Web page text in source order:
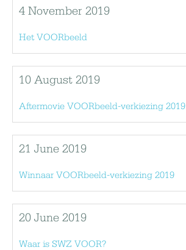
4 November 2019
Het VOORbeeld
10 August 2019
Aftermovie VOORbeeld-verkiezing 2019
21 June 2019
Winnaar VOORbeeld-verkiezing 2019
20 June 2019
Waar is SWZ VOOR?